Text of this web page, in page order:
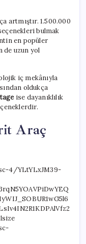
artmıştır. 1.500.000
bulmak
en popüler
de uzun yol
iç mekânıyla
oldukça
ise dayanıklılık
Araç